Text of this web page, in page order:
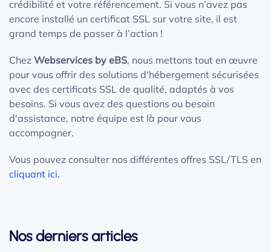
crédibilité et votre référencement. Si vous n’avez pas
encore installé un certificat SSL sur votre site, il est
grand temps de passer à l’action !
Chez Webservices by eBS, nous mettons tout en œuvre
pour vous offrir des solutions d'hébergement sécurisées
avec des certificats SSL de qualité, adaptés à vos
besoins. Si vous avez des questions ou besoin
d'assistance, notre équipe est là pour vous
accompagner.
Vous pouvez consulter nos différentes offres SSL/TLS en
cliquant ici.
Nos derniers articles